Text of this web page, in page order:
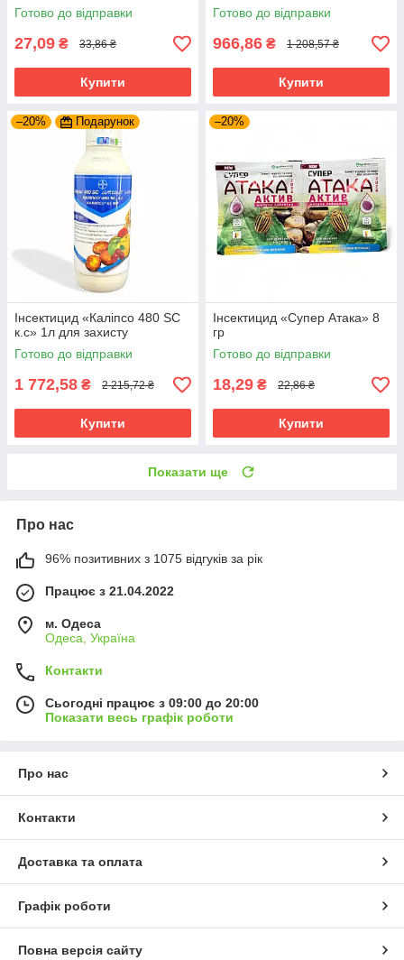
Готово до відправки
27,09 ₴ 33,86 ₴
Купити
Готово до відправки
966,86 ₴ 1 208,57 ₴
Купити
–20% Подарунок
Інсектицид «Каліпсо 480 SC
к.с» 1л для захисту
Готово до відправки
1 772,58 ₴ 2 215,72 ₴
Купити
–20%
Інсектицид «Супер Атака» 8
гр
Готово до відправки
18,29 ₴ 22,86 ₴
Купити
Показати ще
Про нас
96% позитивних з 1075 відгуків за рік
Працює з 21.04.2022
м. Одеса
Одеса, Україна
Контакти
Сьогодні працює з 09:00 до 20:00
Показати весь графік роботи
Про нас
Контакти
Доставка та оплата
Графік роботи
Повна версія сайту